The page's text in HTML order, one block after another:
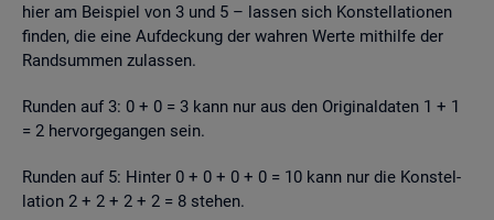
hier am Bei­spiel von 3 und 5 – las­sen sich Kon­stel­la­tio­nen
fin­den, die eine Auf­de­ckung der wah­ren Werte mit­hil­fe der
Rand­sum­men zu­las­sen.
Run­den auf 3: 0 + 0 = 3 kann nur aus den Ori­gi­nal­da­ten 1 + 1
= 2 her­vor­ge­gan­gen sein.
Run­den auf 5: Hin­ter 0 + 0 + 0 + 0 = 10 kann nur die Kon­stel­
la­ti­on 2 + 2 + 2 + 2 = 8 ste­hen.